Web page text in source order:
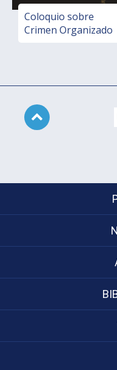
Coloquio sobre
Crimen Organizado